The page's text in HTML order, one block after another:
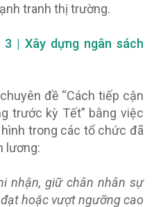
tranh thị trường.
3 | Xây dựng ngân sách
đề “Cách tiếp cận
trước kỳ Tết” bằng việc
trong các tổ chức đã
lương:
nhận, giữ chân nhân sự
hoặc vượt ngưỡng cao